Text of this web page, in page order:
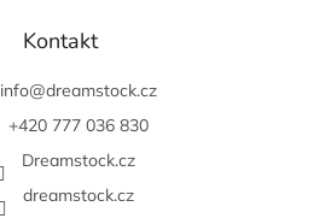
a
í
p
r
v
y
Kontakt
info@dreamstock.cz
+420 777 036 830
Dreamstock.cz
dreamstock.cz